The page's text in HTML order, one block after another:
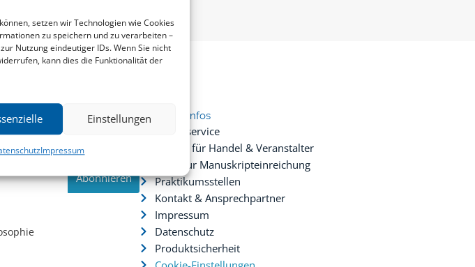
setzen wir Technologien wie Cookies
zu speichern und zu verarbeiten –
Nutzung eindeutiger IDs. Wenn Sie nicht
kann dies die Funktionalität der
Einstellungen
Impressum
und Nachrichten im zu
wieder abbestellbar.
Service & Infos
Presseservice
Service für Handel & Veranstalter
Infos zur Manuskripteinreichung
Praktikumsstellen
Kontakt & Ansprechpartner
Impressum
Datenschutz
Produktsicherheit